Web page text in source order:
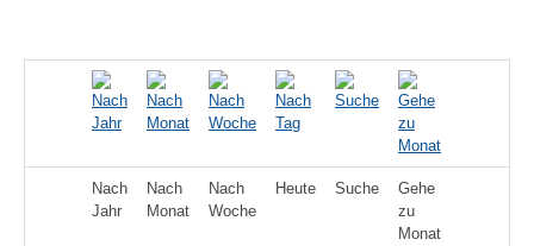
Nach
Jahr
Nach
Monat
Nach
Woche
Heute Suche
Gehe
zu
Monat